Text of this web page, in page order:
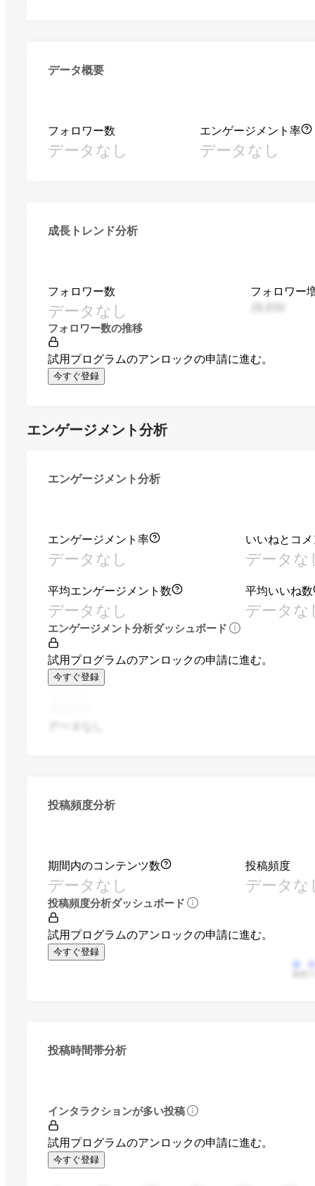
データ概要
フォロワー数
データなし
エンゲージメント率
データなし
成長トレンド分析
フォロワー数
データなし
フォロワー
フォロワー数の推移
試用プログラムのアンロックの申請に進む。
今すぐ登録
エンゲージメント分析
エンゲージメント分析
エンゲージメント率
データなし
いいねとコ
データな
平均エンゲージメント数
データなし
平均いいね数
データな
エンゲージメント分析ダッシュボード
試用プログラムのアンロックの申請に進む。
今すぐ登録
投稿頻度分析
期間内のコンテンツ数
データなし
投稿頻度
データな
投稿頻度分析ダッシュボード
試用プログラムのアンロックの申請に進む。
今すぐ登録
投稿時間帯分析
インタラクションが多い投稿
試用プログラムのアンロックの申請に進む。
今すぐ登録